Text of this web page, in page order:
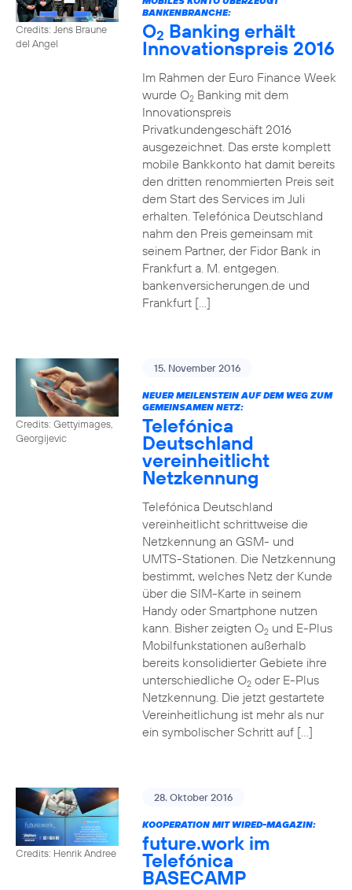
Credits: Jens Braune
del Angel
BANKENBRANCHE:
O2 Banking erhält
Innovationspreis 2016
Im Rahmen der Euro Finance Week
wurde O2Banking mit dem
Innovationspreis
Privatkundengeschäft 2016
ausgezeichnet. Das erste komplett
mobile Bankkonto hat damit bereits
den dritten renommierten Preis seit
dem Start des Services im Juli
erhalten. Telefónica Deutschland
nahm den Preis gemeinsam mit
seinem Partner, der Fidor Bank in
Frankfurt a. M. entgegen.
bankenversicherungen.de und
Frankfurt […]
Credits: Gettyimages,
Georgijevic
15. November 2016
NEUER MEILENSTEIN AUF DEM WEG ZUM
GEMEINSAMEN NETZ:
Telefónica
Deutschland
vereinheitlicht
Netzkennung
Telefónica Deutschland
vereinheitlicht schrittweise die
Netzkennung an GSM- und
UMTS-Stationen. Die Netzkennung
bestimmt, welches Netz der Kunde
über die SIM-Karte in seinem
Handy oder Smartphone nutzen
kann. Bisher zeigten O2und E-Plus
Mobilfunkstationen außerhalb
bereits konsolidierter Gebiete ihre
unterschiedliche O2oder E-Plus
Netzkennung. Die jetzt gestartete
Vereinheitlichung ist mehr als nur
ein symbolischer Schritt auf […]
Credits: Henrik Andree
28. Oktober 2016
KOOPERATION MIT WIRED-MAGAZIN:
future.work im
Telefónica
BASECAMP